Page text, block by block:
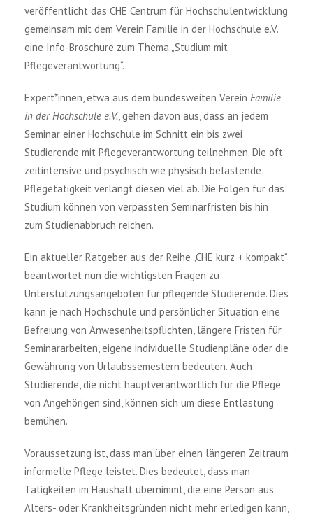
veröffentlicht das CHE Centrum für Hochschulentwicklung
gemeinsam mit dem Verein Familie in der Hochschule e.V.
eine Info-Broschüre zum Thema „Studium mit
Pflegeverantwortung“.
Expert*innen, etwa aus dem bundesweiten Verein Familie
in der Hochschule e.V. , gehen davon aus, dass an jedem
Seminar einer Hochschule im Schnitt ein bis zwei
Studierende mit Pflegeverantwortung teilnehmen. Die oft
zeitintensive und psychisch wie physisch belastende
Pflegetätigkeit verlangt diesen viel ab. Die Folgen für das
Studium können von verpassten Seminarfristen bis hin
zum Studienabbruch reichen.
Ein aktueller Ratgeber aus der Reihe „CHE kurz + kompakt“
beantwortet nun die wichtigsten Fragen zu
Unterstützungsangeboten für pflegende Studierende. Dies
kann je nach Hochschule und persönlicher Situation eine
Befreiung von Anwesenheitspflichten, längere Fristen für
Seminararbeiten, eigene individuelle Studienpläne oder die
Gewährung von Urlaubssemestern bedeuten. Auch
Studierende, die nicht hauptverantwortlich für die Pflege
von Angehörigen sind, können sich um diese Entlastung
bemühen.
Voraussetzung ist, dass man über einen längeren Zeitraum
informelle Pflege leistet. Dies bedeutet, dass man
Tätigkeiten im Haushalt übernimmt, die eine Person aus
Alters- oder Krankheitsgründen nicht mehr erledigen kann,